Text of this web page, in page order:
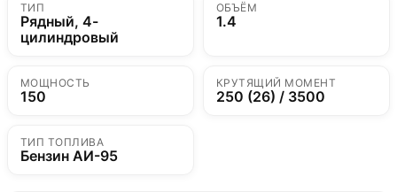
ТИП
Рядный, 4-
цилиндровый
ОБЪЁМ
1.4
МОЩНОСТЬ
150
КРУТЯЩИЙ МОМЕНТ
250 (26) / 3500
ТИП ТОПЛИВА
Бензин АИ-95